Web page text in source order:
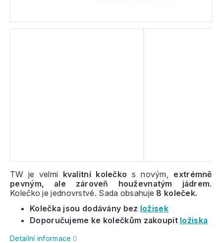
TW je velmi kvalitní kolečko s novým, extrémně
pevným, ale zároveň houževnatým jádrem.
Kolečko je jednovrstvé. Sada obsahuje 8 koleček.
Kolečka jsou dodávány bez ložisek
Doporučujeme ke kolečkům zakoupit ložiska
Detailní informace